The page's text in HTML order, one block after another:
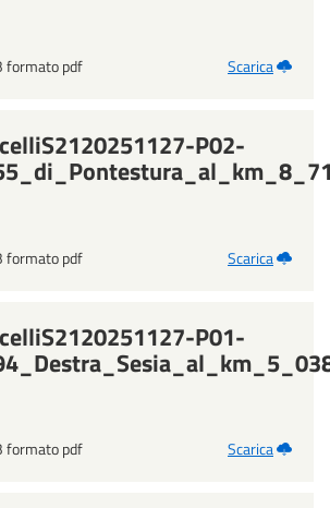
formato pdf
Scarica
P02-
formato pdf
Scarica
P01-
formato pdf
Scarica